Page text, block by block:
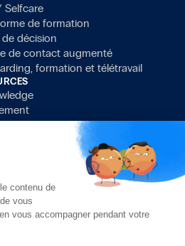
Selfcare
de formation
décision
de contact augmenté
formation et télétravail
contenu de
vous
vous accompagner pendant votre